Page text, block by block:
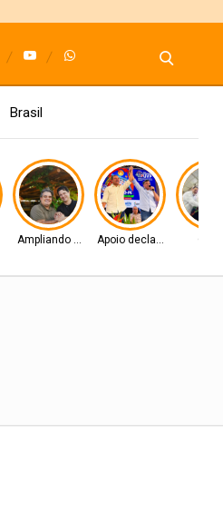
Brasil
Ampliando as basesApoio declarado